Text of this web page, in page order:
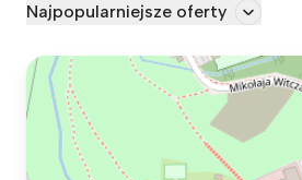
Najpopularniejsze oferty